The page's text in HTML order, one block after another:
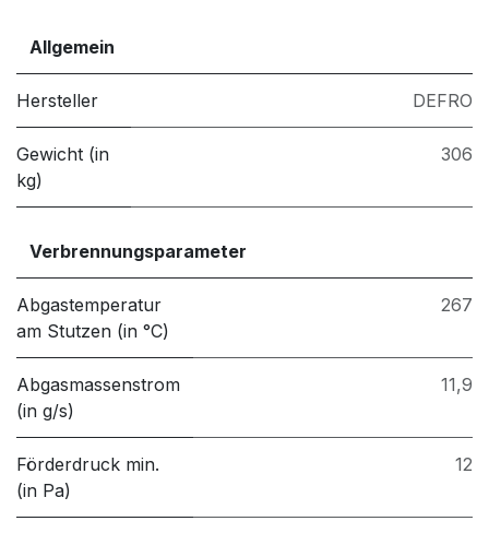
Allgemein
Hersteller DEFRO
Gewicht (in
kg)
306
Verbrennungsparameter
Abgastemperatur
am Stutzen (in °C)
267
Abgasmassenstrom
(in g/s)
11,9
Förderdruck min.
(in Pa)
12